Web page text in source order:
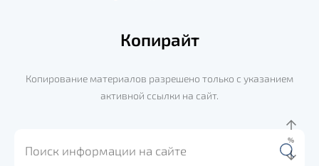
Копирайт
Копирование материалов разрешено только с указанием
активной ссылки на сайт.
%